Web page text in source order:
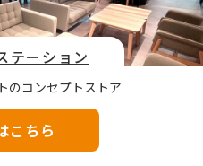
テーション
のコンセプトストア​​
こちら